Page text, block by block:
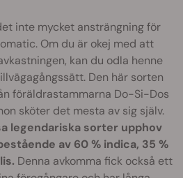
inte mycket ansträngning för
Om du är okej med att
kan du odla henne
Den här sorten
föräldrastammarna Do-Si-Dos
sköter det mesta av sig själv.
legendariska sorter upphov
av 60 % indica, 35 %
Denna avkomma fick också ett